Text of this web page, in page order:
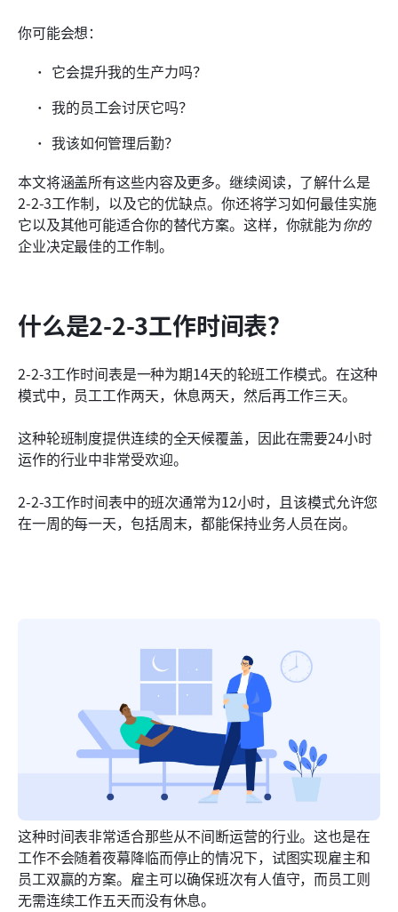
你可能会想：
它会提升我的生产力吗？
我的员工会讨厌它吗？
我该如何管理后勤？
本文将涵盖所有这些内容及更多。继续阅读，了解什么是
2-2-3工作制，以及它的优缺点。你还将学习如何最佳实施
它以及其他可能适合你的替代方案。这样，你就能为你的
企业决定最佳的工作制。
什么是2-2-3工作时间表？
2-2-3工作时间表是一种为期14天的轮班工作模式。在这种
模式中，员工工作两天，休息两天，然后再工作三天。
这种轮班制度提供连续的全天候覆盖，因此在需要24小时
运作的行业中非常受欢迎。
2-2-3工作时间表中的班次通常为12小时，且该模式允许您
在一周的每一天，包括周末，都能保持业务人员在岗。
这种时间表非常适合那些从不间断运营的行业。这也是在
工作不会随着夜幕降临而停止的情况下，试图实现雇主和
员工双赢的方案。雇主可以确保班次有人值守，而员工则
无需连续工作五天而没有休息。